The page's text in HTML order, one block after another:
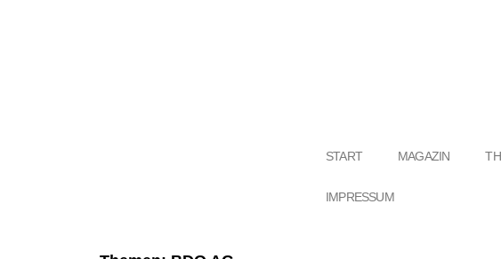
START MAGAZIN
IMPRESSUM